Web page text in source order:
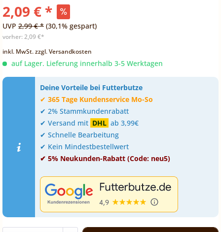
2,09 € *
UVP 2,99 € * (30,1% gespart)
vorher: 2,09 €*
inkl. MwSt.zzgl. Versandkosten
auf Lager. Lieferung innerhalb 3-5 Werktagen
Deine Vorteile bei Futterbutze
✔ 365 Tage Kundenservice Mo-So
✔ 2% Stammkundenrabatt
✔ Versand mit DHL ab 3,99€
✔ Schnelle Bearbeitung
✔ Kein Mindestbestellwert
✔ 5% Neukunden-Rabatt (Code: neu5)